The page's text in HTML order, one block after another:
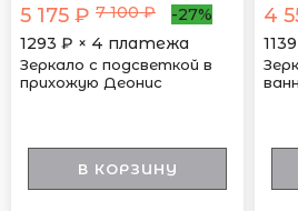
5 175 ₽ 7 100 ₽
-27%
1293 ₽ × 4 платежа
Зеркало с подсветкой в
прихожую Деонис
В КОРЗИНУ
4
1139